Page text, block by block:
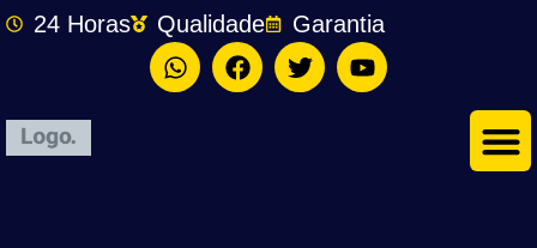
24 Horas Qualidade Garantia